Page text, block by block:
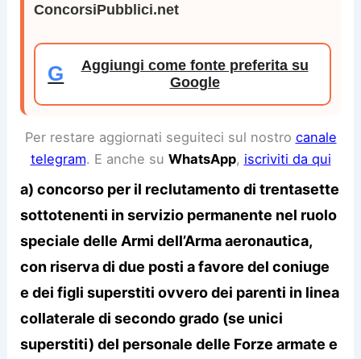
ConcorsiPubblici.net
G
Aggiungi come fonte preferita su
Google
Per restare aggiornati seguiteci sul nostro canale
telegram. E anche su WhatsApp, iscriviti da qui
a) concorso per il reclutamento di trentasette
sottotenenti in servizio permanente nel ruolo
speciale delle Armi dell’Arma aeronautica,
con riserva di due posti a favore del coniuge
e dei figli superstiti ovvero dei parenti in linea
collaterale di secondo grado (se unici
superstiti) del personale delle Forze armate e